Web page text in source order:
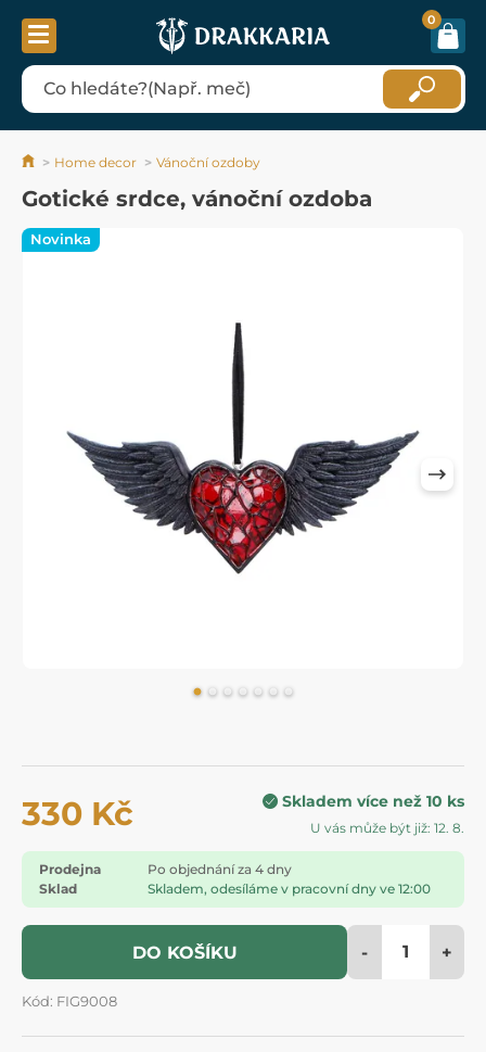
0
Home decor Vánoční ozdoby
Gotické srdce, vánoční ozdoba
330 Kč Skladem více než 10 ks
U vás může být již: 12. 8.
Prodejna
Po objednání za 4 dny
Sklad
Skladem, odesíláme v pracovní dny ve 12:00
DO KOŠÍKU - +
Kód: FIG9008
Novinka